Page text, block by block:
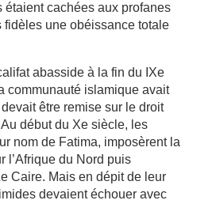
étaient cachées aux profanes
fidèles une obéissance totale
abasside à la fin du IXe
communauté islamique avait
être remise sur le droit
début du Xe siècle, les
nom de Fatima, imposèrent la
l’Afrique du Nord puis
Caire. Mais en dépit de leur
devaient échouer avec